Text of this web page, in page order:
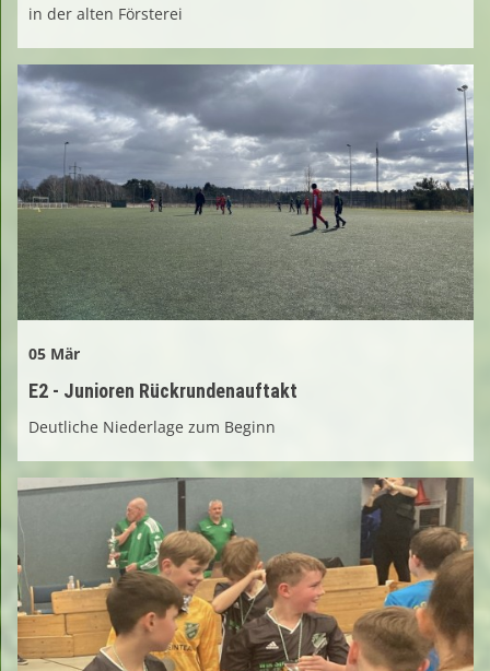
in der alten Försterei
05 Mär
E2 - Junioren Rückrundenauftakt
Deutliche Niederlage zum Beginn